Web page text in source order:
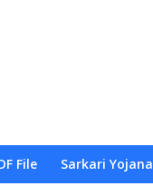
File Sarkari Yojana